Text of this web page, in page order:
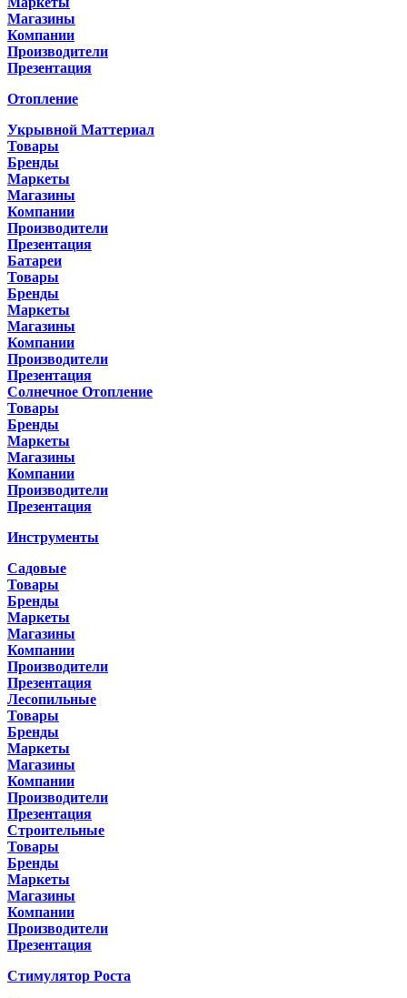
Магазины
Компании
Производители
Презентация
Отопление
Укрывной Маттериал
Товары
Бренды
Маркеты
Магазины
Компании
Производители
Презентация
Батареи
Товары
Бренды
Маркеты
Магазины
Компании
Производители
Презентация
Солнечное Отопление
Товары
Бренды
Маркеты
Магазины
Компании
Производители
Презентация
Инструменты
Садовые
Товары
Бренды
Маркеты
Магазины
Компании
Производители
Презентация
Лесопильные
Товары
Бренды
Маркеты
Магазины
Компании
Производители
Презентация
Строительные
Товары
Бренды
Маркеты
Магазины
Компании
Производители
Презентация
Стимулятор Роста